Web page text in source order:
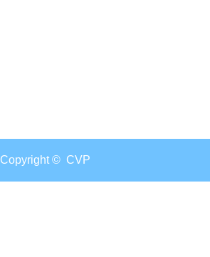
Copyright © CVP